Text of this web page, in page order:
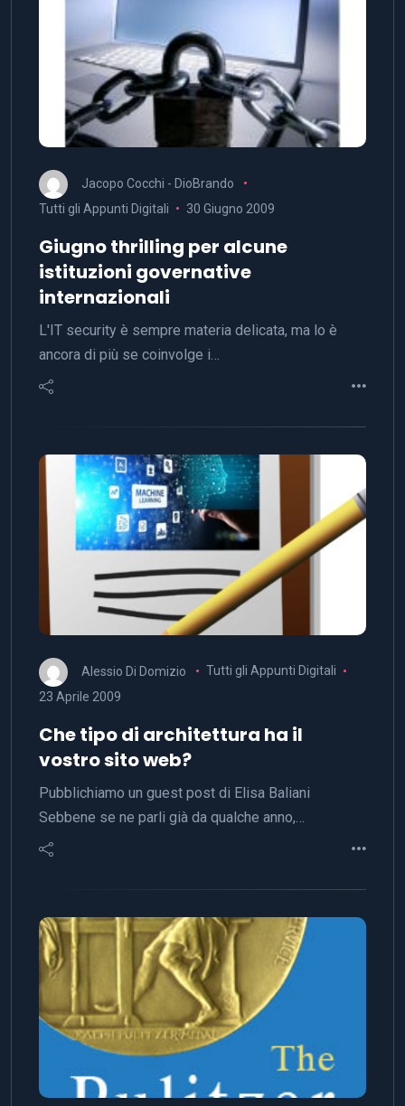
Jacopo Cocchi - DioBrando
Tutti gli Appunti Digitali
30 Giugno 2009
Giugno thrilling per alcune
istituzioni governative
internazionali
L'IT security è sempre materia delicata, ma lo è
ancora di più se coinvolge i…
Alessio Di Domizio
Tutti gli Appunti Digitali
23 Aprile 2009
Che tipo di architettura ha il
vostro sito web?
Pubblichiamo un guest post di Elisa Baliani
Sebbene se ne parli già da qualche anno,…